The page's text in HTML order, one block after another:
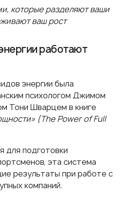
которые разделяют ваши
ваш рост
работают
энергии была
психологом Джимом
Тони Шварцем в книге
(The Power of Full
для подготовки
эта система
результаты при работе с
компаний.